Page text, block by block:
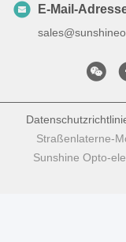
E-Mail-
Straßenlaterne-
Sunshine Opto-